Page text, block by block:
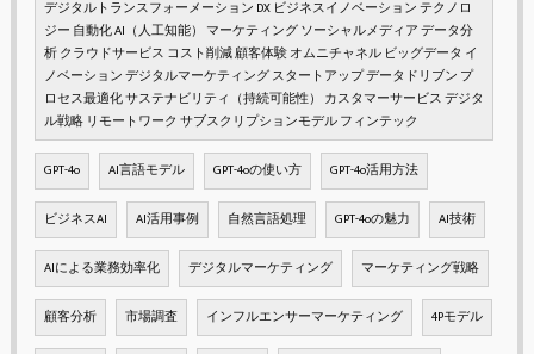
デジタルトランスフォーメーション DX ビジネスイノベーション テクノロ
ジー 自動化 AI（人工知能） マーケティング ソーシャルメディア データ分
析 クラウドサービス コスト削減 顧客体験 オムニチャネル ビッグデータ イ
ノベーション デジタルマーケティング スタートアップ データドリブン プ
ロセス最適化 サステナビリティ（持続可能性） カスタマーサービス デジタ
ル戦略 リモートワーク サブスクリプションモデル フィンテック
GPT-4o AI言語モデル GPT-4oの使い方 GPT-4o活用方法
ビジネスAI AI活用事例 自然言語処理 GPT-4oの魅力 AI技術
AIによる業務効率化 デジタルマーケティング マーケティング戦略
顧客分析 市場調査 インフルエンサーマーケティング 4Pモデル